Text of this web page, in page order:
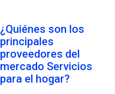
¿Quiénes son los
principales
proveedores del
mercado Servicios
para el hogar?